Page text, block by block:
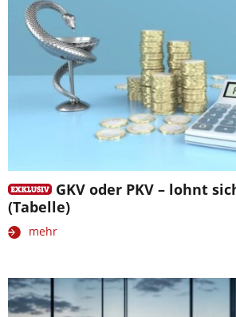
GKV oder PKV – lohnt
(Tabelle)
mehr